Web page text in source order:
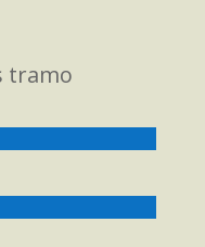
tramo